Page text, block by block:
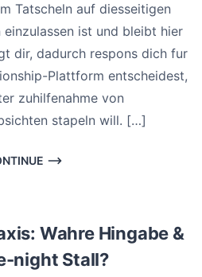
Tatscheln auf diesseitigen
ist und bleibt hier
dir, dadurch respons dich fur
Plattform entscheidest,
zuhilfenahme von
stapeln will. […]
Wahre Hingabe &
night Stall?